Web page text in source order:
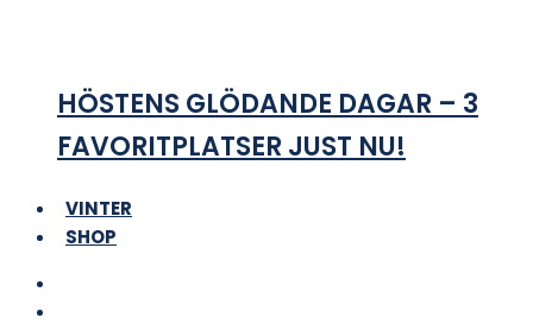
HÖSTENS GLÖDANDE DAGAR – 3
FAVORITPLATSER JUST NU!
VINTER
SHOP